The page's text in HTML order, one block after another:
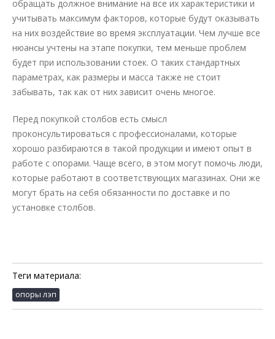
обращать должное внимание на все их характеристики и
учитывать максимум факторов, которые будут оказывать
на них воздействие во время эксплуатации. Чем лучше все
нюансы учтены на этапе покупки, тем меньше проблем
будет при использовании стоек. О таких стандартных
параметрах, как размеры и масса также не стоит
забывать, так как от них зависит очень многое.
Перед покупкой столбов есть смысл
проконсультироваться с профессионалами, которые
хорошо разбираются в такой продукции и имеют опыт в
работе с опорами. Чаще всего, в этом могут помочь люди,
которые работают в соответствующих магазинах. Они же
могут брать на себя обязанности по доставке и по
установке столбов.
Теги материала:
опоры лэп